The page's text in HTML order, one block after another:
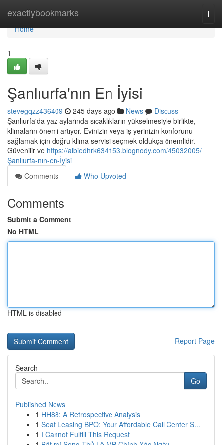
exactlybookmarks
Home
Home
1
Şanlıurfa'nın En İyisi
stevegqzz436409 245 days ago News
Discuss
Şanlıurfa'da yaz aylarında sıcaklıkların yükselmesiyle birlikte,
klimaların önemi artıyor. Evinizin veya iş yerinizin konforunu
sağlamak için doğru klima servisi seçmek oldukça önemlidir.
Güvenilir ve https://albiedhrk634153.blognody.com/45032005/
Şanlıurfa-nın-en-İyisi
Comments
Who Upvoted
Comments
Submit a Comment
No HTML
HTML is disabled
Report Page
Search
Go
Published News
1 HH88: A Retrospective Analysis
1 Seat Leasing BPO: Your Affordable Call Center S...
1 I Cannot Fulfill This Request